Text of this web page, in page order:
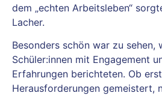
dem „echten Arbeitsleben“
Lacher.
Besonders schön war zu sehen,
Schüler:innen mit Engagement
Erfahrungen berichteten. Ob
Herausforderungen gemeistert,